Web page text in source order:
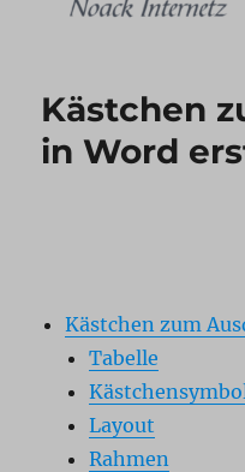
Kästchen
in Word
Kästchen zum
Tabelle
Layout
Rahmen